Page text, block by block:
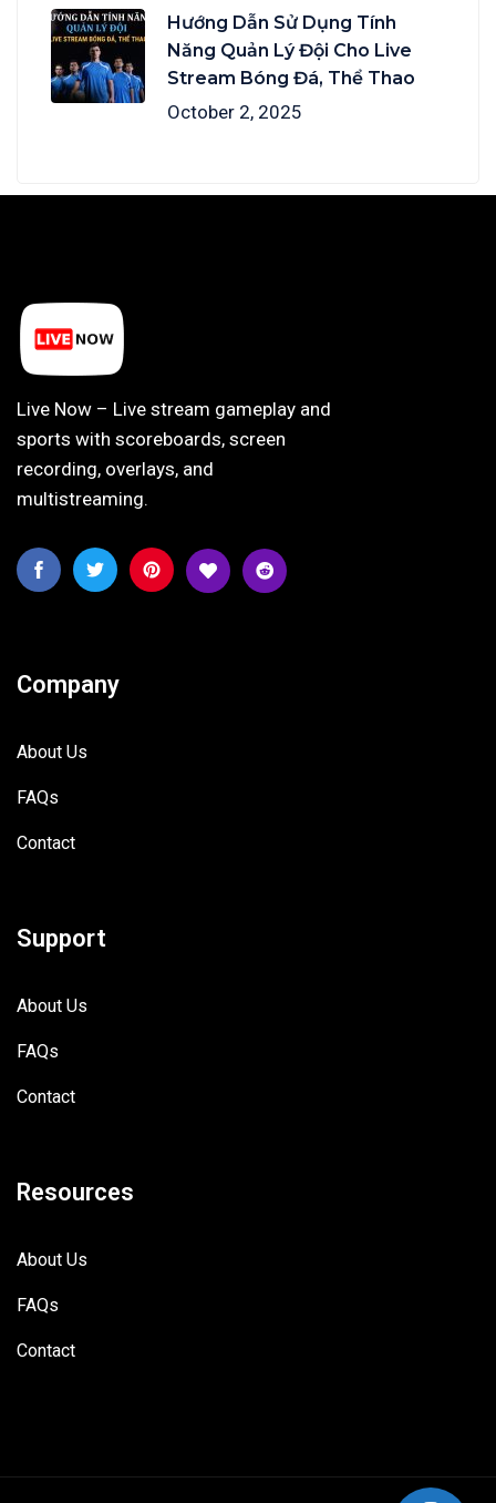
Hướng Dẫn Sử Dụng Tính
Năng Quản Lý Đội Cho Live
Stream Bóng Đá, Thể Thao
October 2, 2025
Live Now – Live stream gameplay and
sports with scoreboards, screen
recording, overlays, and
multistreaming.
Company
About Us
FAQs
Contact
Support
About Us
FAQs
Contact
Resources
About Us
FAQs
Contact